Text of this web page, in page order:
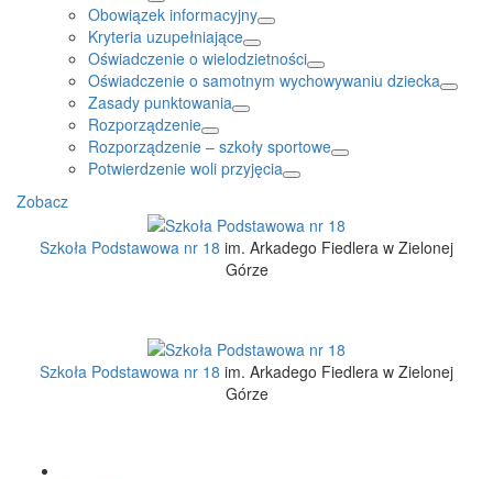
Obowiązek informacyjny
Kryteria uzupełniające
Oświadczenie o wielodzietności
Oświadczenie o samotnym wychowywaniu dziecka
Zasady punktowania
Rozporządzenie
Rozporządzenie – szkoły sportowe
Potwierdzenie woli przyjęcia
Zobacz
Szkoła Podstawowa nr 18 im. Arkadego Fiedlera w Zielonej
Górze
Szkoła Podstawowa nr 18 im. Arkadego Fiedlera w Zielonej
Górze